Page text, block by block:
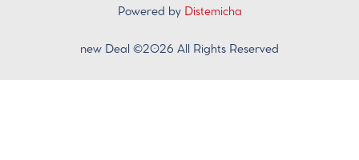
Powered by Distemicha
new Deal ©2026 All Rights Reserved